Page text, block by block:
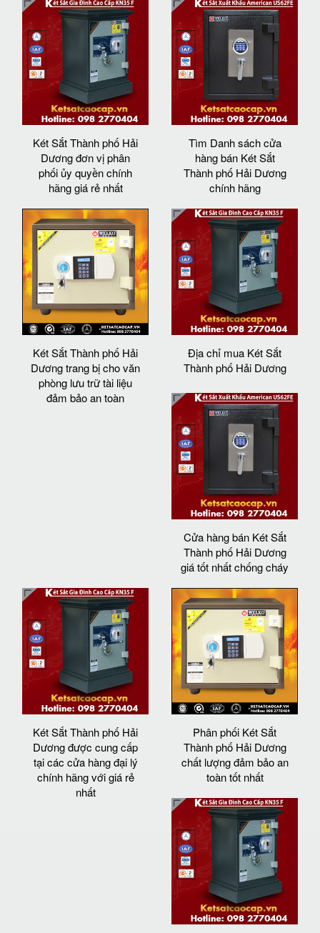
Két Sắt Thành phố Hải
Dương đơn vị phân
phối ủy quyền chính
hãng giá rẻ nhất
Tìm Danh sách cửa
hàng bán Két Sắt
Thành phố Hải Dương
chính hãng
Két Sắt Thành phố Hải
Dương trang bị cho văn
phòng lưu trữ tài liệu
đảm bảo an toàn
Địa chỉ mua Két Sắt
Thành phố Hải Dương
Cửa hàng bán Két Sắt
Thành phố Hải Dương
giá tốt nhất chống cháy
Két Sắt Thành phố Hải
Dương được cung cấp
tại các cửa hàng đại lý
chính hãng với giá rẻ
nhất
Phân phối Két Sắt
Thành phố Hải Dương
chất lượng đảm bảo an
toàn tốt nhất